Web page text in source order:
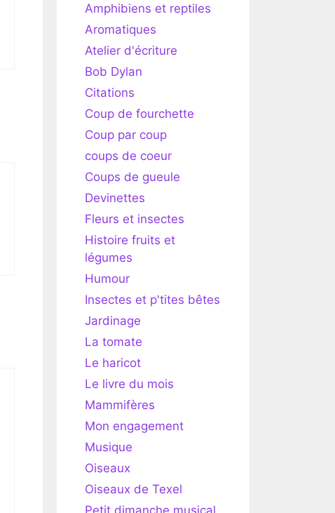
Amphibiens et reptiles
Aromatiques
Atelier d'écriture
Bob Dylan
Citations
Coup de fourchette
Coup par coup
coups de coeur
Coups de gueule
Devinettes
Fleurs et insectes
Histoire fruits et
légumes
Humour
Insectes et p'tites bêtes
Jardinage
La tomate
Le haricot
Le livre du mois
Mammifères
Mon engagement
Musique
Oiseaux
Oiseaux de Texel
Petit dimanche musical